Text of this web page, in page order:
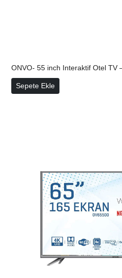
ONVO- 55 inch Interaktif Otel TV
Sepete Ekle